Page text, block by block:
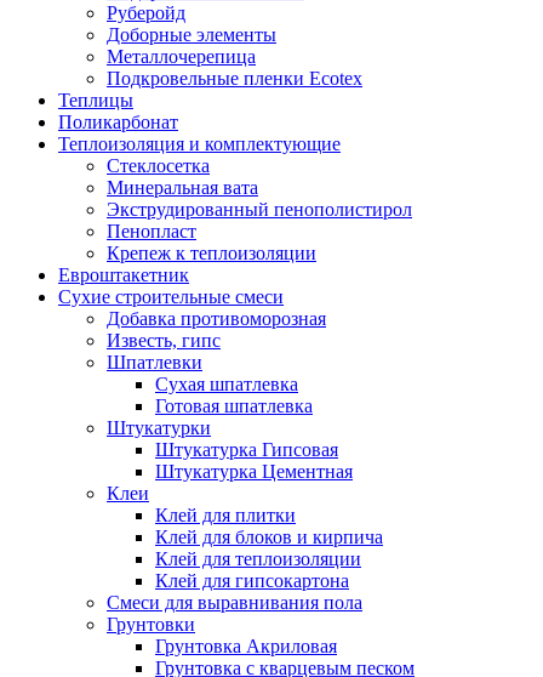
Руберойд
Доборные элементы
Металлочерепица
Подкровельные пленки Ecotex
Теплицы
Поликарбонат
Теплоизоляция и комплектующие
Стеклосетка
Минеральная вата
Экструдированный пенополистирол
Пенопласт
Крепеж к теплоизоляции
Евроштакетник
Сухие строительные смеси
Добавка противоморозная
Известь, гипс
Шпатлевки
Сухая шпатлевка
Готовая шпатлевка
Штукатурки
Штукатурка Гипсовая
Штукатурка Цементная
Клеи
Клей для плитки
Клей для блоков и кирпича
Клей для теплоизоляции
Клей для гипсокартона
Смеси для выравнивания пола
Грунтовки
Грунтовка Акриловая
Грунтовка с кварцевым песком